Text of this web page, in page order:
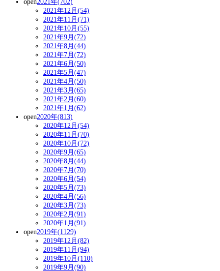
open2021年(702)
2021年12月(54)
2021年11月(71)
2021年10月(55)
2021年9月(72)
2021年8月(44)
2021年7月(72)
2021年6月(50)
2021年5月(47)
2021年4月(50)
2021年3月(65)
2021年2月(60)
2021年1月(62)
open2020年(813)
2020年12月(54)
2020年11月(70)
2020年10月(72)
2020年9月(65)
2020年8月(44)
2020年7月(70)
2020年6月(54)
2020年5月(73)
2020年4月(56)
2020年3月(73)
2020年2月(91)
2020年1月(91)
open2019年(1129)
2019年12月(82)
2019年11月(94)
2019年10月(110)
2019年9月(90)